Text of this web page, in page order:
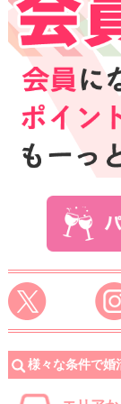
様々な条件で婚